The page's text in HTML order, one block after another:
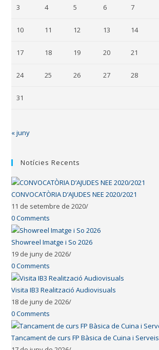
3 4 5 6 7
10 11 12 13 14
17 18 19 20 21
24 25 26 27 28
31
« juny
Notícies Recents
CONVOCATÒRIA D’AJUDES NEE 2020/2021
11 de setembre de 2020/
0 Comments
Showreel Imatge i So 2026
19 de juny de 2026/
0 Comments
Visita IB3 Realització Audiovisuals
18 de juny de 2026/
0 Comments
Tancament de curs FP Bàsica de Cuina i Serveis